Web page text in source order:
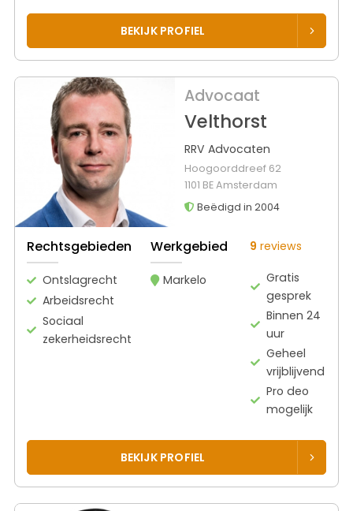
BEKIJK PROFIEL
Advocaat
Velthorst
RRV Advocaten
Hoogoorddreef 62
1101 BE Amsterdam
Beëdigd in 2004
Rechtsgebieden
Ontslagrecht
Arbeidsrecht
Sociaal
zekerheidsrecht
Werkgebied
Markelo
9 reviews
Gratis
gesprek
Binnen 24
uur
Geheel
vrijblijvend
Pro deo
mogelijk
BEKIJK PROFIEL